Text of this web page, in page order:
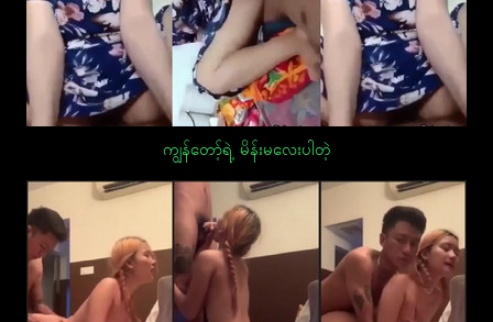
ကျွန်တော့်ရဲ့ မိန်းမလေးပါတဲ့